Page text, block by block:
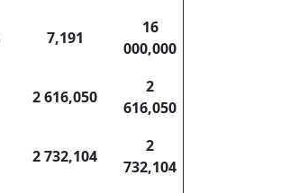
7,191
16
000,000
2 616,050
2
616,050
2 732,104
2
732,104